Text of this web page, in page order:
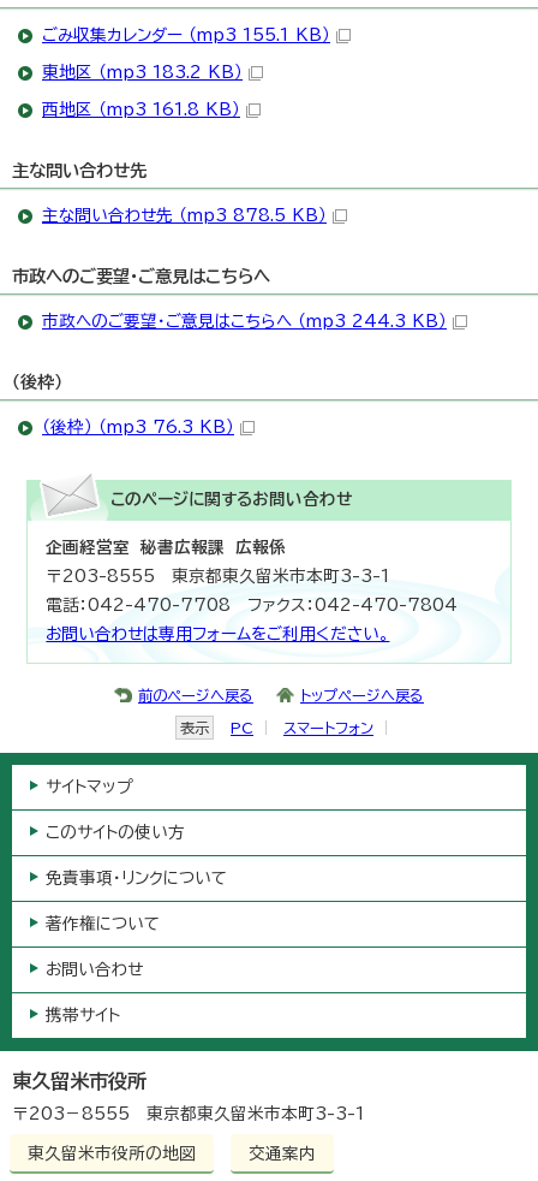
ごみ収集カレンダー （mp3 155.1 KB）
東地区 （mp3 183.2 KB）
西地区 （mp3 161.8 KB）
主な問い合わせ先
主な問い合わせ先 （mp3 878.5 KB）
市政へのご要望・ご意見はこちらへ
市政へのご要望・ご意見はこちらへ （mp3 244.3 KB）
（後枠）
（後枠） （mp3 76.3 KB）
このページに関するお問い合わせ
企画経営室 秘書広報課 広報係
〒203-8555 東京都東久留米市本町3-3-1
電話：042-470-7708 ファクス：042-470-7804
お問い合わせは専用フォームをご利用ください。
前のページへ戻る トップページへ戻る
表示 PC スマートフォン
サイトマップ
このサイトの使い方
免責事項・リンクについて
著作権について
お問い合わせ
携帯サイト
東久留米市役所
〒203－8555 東京都東久留米市本町3-3-1
東久留米市役所の地図 交通案内